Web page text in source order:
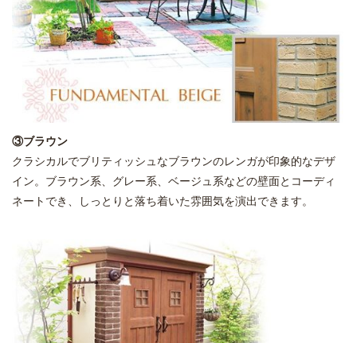
③ブラウン
クラシカルでブリティッシュなブラウンのレンガが印象的なデザ
イン。ブラウン系、グレー系、ベージュ系などの壁面とコーディ
ネートでき、しっとりと落ち着いた雰囲気を演出できます。